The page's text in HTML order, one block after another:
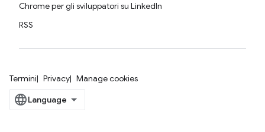
Chrome per gli sviluppatori su LinkedIn
RSS
Termini Privacy Manage cookies